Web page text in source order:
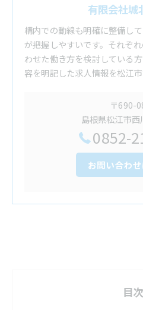
有限会社城
構内での動線も明確に整備し
が把握しやすいです。それぞ
わせた働き方を検討している
容を明記した求人情報を松江市
〒690-
島根県松江市
0852-
お問い合わ
目次